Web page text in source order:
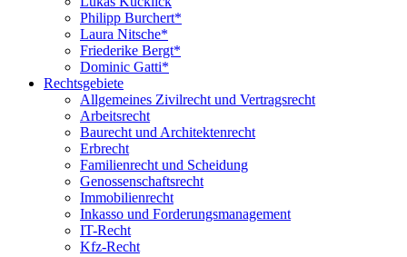
Philipp Burchert*
Laura Nitsche*
Friederike Bergt*
Dominic Gatti*
Rechtsgebiete
Allgemeines Zivilrecht und Vertragsrecht
Arbeitsrecht
Baurecht und Architektenrecht
Erbrecht
Familienrecht und Scheidung
Genossenschaftsrecht
Immobilienrecht
Inkasso und Forderungsmanagement
IT-Recht
Kfz-Recht